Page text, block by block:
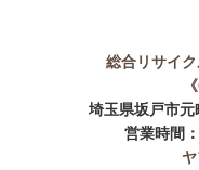
総合リサイ
埼玉県坂戸市
営業時間